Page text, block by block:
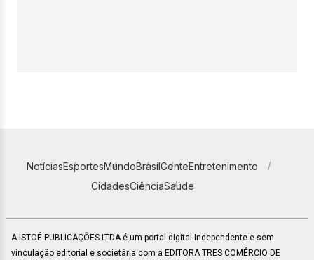
NotíciasEsportesMundoBrasilGenteEntretenimento
CidadesCiênciaSaúde
A ISTOÉ PUBLICAÇÕES LTDA é um portal digital independente e sem
vinculação editorial e societária com a EDITORA TRES COMÉRCIO DE